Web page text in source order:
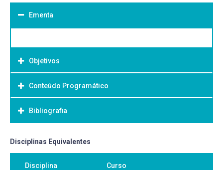
Ementa
Objetivos
Objetivo Geral:
Conteúdo Programático
Bibliografia
Bibliografia Básica:
Disciplinas Equivalentes
Disciplina Curso